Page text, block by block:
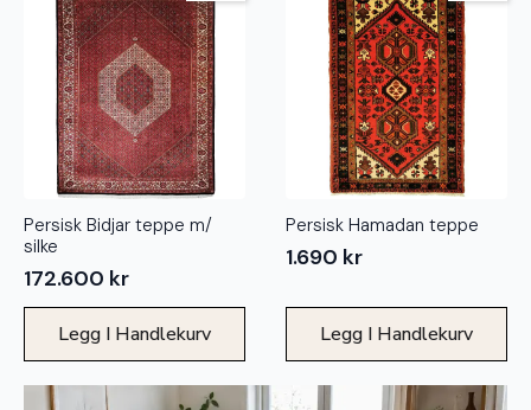
Persisk Bidjar teppe m/
silke
172.600 kr
Legg I Handlekurv
Persisk Hamadan teppe
1.690 kr
Legg I Handlekurv